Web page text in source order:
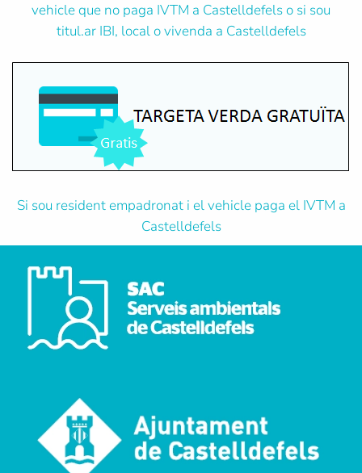
vehicle que no paga IVTM a Castelldefels o si sou
titul.ar IBI, local o vivenda a Castelldefels
Si sou resident empadronat i el vehicle paga el IVTM a
Castelldefels